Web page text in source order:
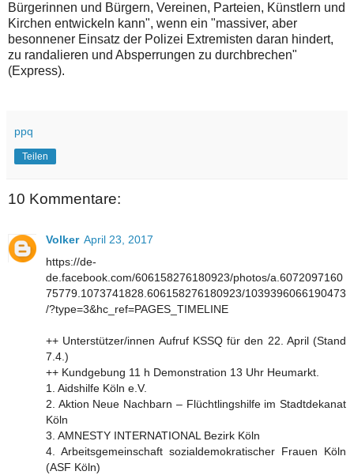
Bürgerinnen und Bürgern, Vereinen, Parteien, Künstlern und
Kirchen entwickeln kann", wenn ein "massiver, aber
besonnener Einsatz der Polizei Extremisten daran hindert,
zu randalieren und Absperrungen zu durchbrechen"
(Express).
ppq
Teilen
10 Kommentare:
Volker April 23, 2017
https://de-
de.facebook.com/606158276180923/photos/a.6072097160
75779.1073741828.606158276180923/1039396066190473
/?type=3&hc_ref=PAGES_TIMELINE
++ Unterstützer/innen Aufruf KSSQ für den 22. April (Stand
7.4.)
++ Kundgebung 11 h Demonstration 13 Uhr Heumarkt.
1. Aidshilfe Köln e.V.
2. Aktion Neue Nachbarn – Flüchtlingshilfe im Stadtdekanat
Köln
3. AMNESTY INTERNATIONAL Bezirk Köln
4. Arbeitsgemeinschaft sozialdemokratischer Frauen Köln
(ASF Köln)